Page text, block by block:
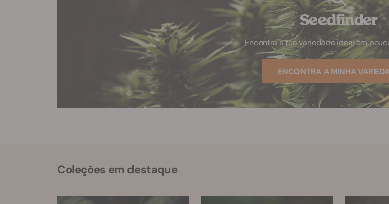
Seedfinder
Encontra a tua variedade ideal em
ENCONTRA A MINHA
Coleções em destaque